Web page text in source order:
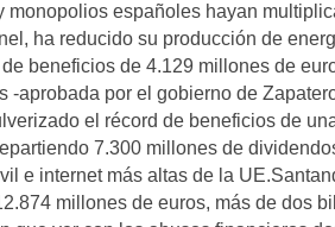
españoles hayan
ha reducido su producción de
beneficios de 4.129 millones de
aprobada por el gobierno de
el récord de beneficios de
7.300 millones de
e internet más altas de la
millones de euros, más de dos